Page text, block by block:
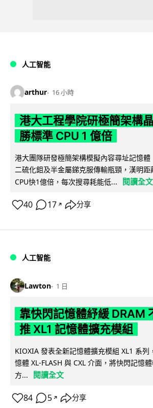
人工智能
arthur 16 小時
港大工程學院研極簡架構
勝標準 CPU 1 億倍
港大團隊研發極簡架構模擬內容尋址記憶體
二硫化鉬及半金屬銻克服傳輸瓶頸，漢明
CPU快1億倍，每次搜尋耗能低...
閱讀全文
40 17 ↗ 分享
人工智能
Lawton 1 日
靠快閃記憶體紓緩 DRAM
推 XL1 記憶體擴充模組
KIOXIA 發表全新記憶體擴充模組 XL1 系列
憶體 XL-FLASH 與 CXL 介面，將快閃記憶
方...
閱讀全文
84 5 ↗ 分享